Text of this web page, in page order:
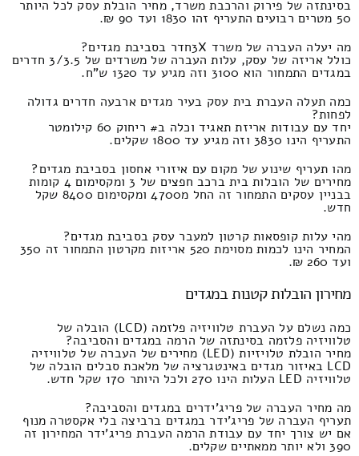
בסינתזה של פירוק והרכבת משרד, מחיר הובלת עסק לכל היותר
50 מטרים רבועים התעריף זהו 1830 ועד 90 ₪.
מה יעלה העברה של משרד 3Xחדר בסביבת מגדים?
כולל אריזה של עסק, עלות העברה של משרדים של 3/3.5 חדרים
במגדים התמחור הוא 3100 וזה מגיע עד 1320 ש"ח.
כמה תעלה העברת בית עסק בעיר מגדים ארבעה חדרים גדולה
לפחות?
יחד עם עבודות אריזת תאגיד וכלה ב# ריחוק 60 קילומטר
התעריף הינו 3830 וזה מגיע עד 1800 שקלים.
מהו תעריף שינוע של מקום עם איזורי אחסון בסביבת מגדים?
מחירים של הובלות בית ברכב חפצים של 3 ומקסימום 4 קומות
בבניין עסקים התמחור זה החל מ4700 ומקסימום 8400 שקל
חדש.
מהי עלות קופסאות קרטון למעבר עסק בסביבת מגדים?
המחיר הינו לכמות מסוימת 520 אריזות מקרטון התמחור זה 350
ועד 260 ₪.
מחירון הובלות קטנות במגדים
כמה נשלם על העברת טלוויזיה פלזמה (LCD) הובלה של
טלוויזיה פלזמה בסינתזה של הרמה במגדים והסביבה?
מחיר הובלת טלויזיות (LED) מחירים של העברה של טלוויזיה
LCD באיזור מגדים באינטגרציה של מלאכת סבלים הובלה של
טלוויזיה LED העלות הינו 270 ולכל היותר 170 שקל חדש.
מה מחיר העברה של פריג'ידרים במגדים והסביבה?
תעריף העברה של פריג'ידר במגדים ברביצה בלי אקסטרה מנוף
אם יש צורך יחד עם עבודת הרמה העברת פריג'ידר המחירון זה
390 ולא יותר ממאתיים שקלים.